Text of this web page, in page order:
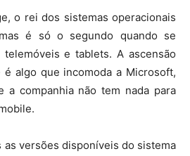
o rei dos sistemas operacionais
é só o segundo quando se
e tablets. A ascensão
algo que incomoda a Microsoft,
a companhia não tem nada para
as versões disponíveis do sistema